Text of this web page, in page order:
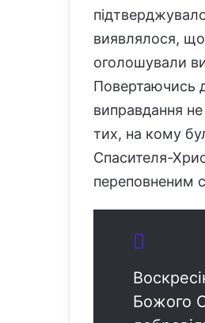
виявлялося, що
оголошували
Повертаючись
виправдання
тих, на кому
Спасителя-
переповненим
Божого